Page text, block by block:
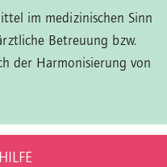
im medizinischen Sinn
Betreuung bzw.
der Harmonisierung von
HILFE